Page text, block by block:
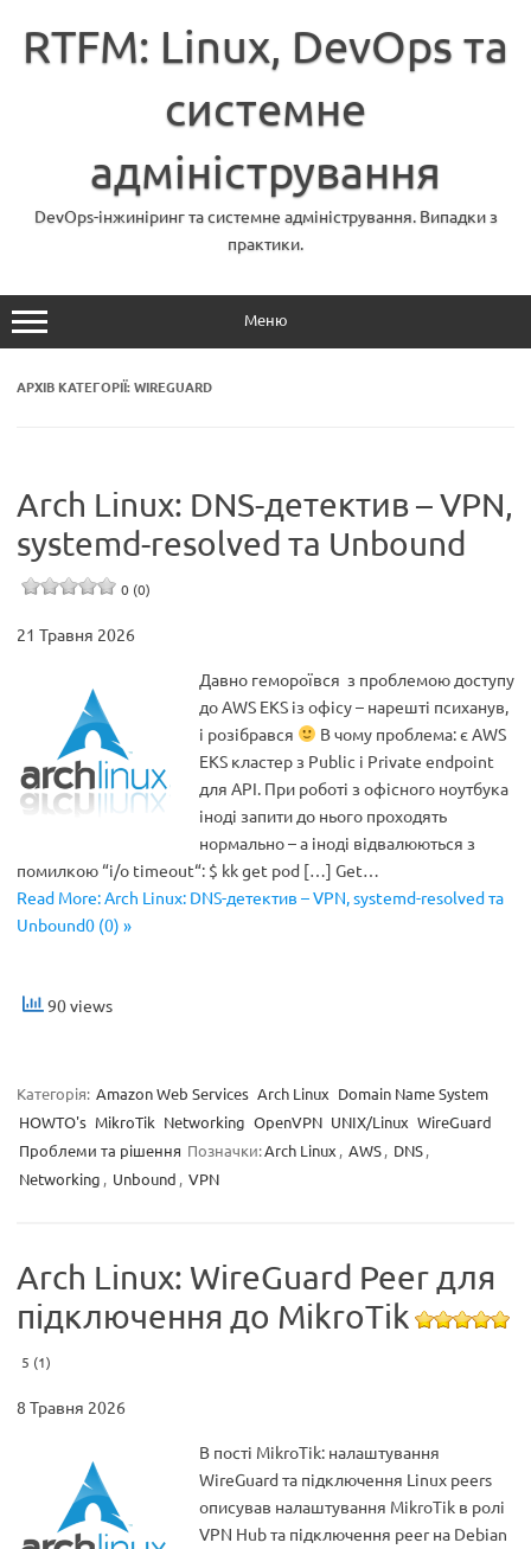
вмістуRTFM: Linux, DevOps та
системне
адміністрування
DevOps-інжиніринг та системне адміністрування. Випадки з
практики.
Меню
АРХІВ КАТЕГОРІЇ:WIREGUARD
Arch Linux: DNS-детектив – VPN,
systemd-resolved та Unbound
0 (0)
21 Травня 2026
Давно гемороївся з проблемою доступу
до AWS EKS із офісу – нарешті психанув,
і розібрався
В чому проблема: є AWS
EKS кластер з Public і Private endpoint
для API. При роботі з офісного ноутбука
іноді запити до нього проходять
нормально – а іноді відвалюються з
помилкою “i/o timeout“: $ kk get pod […] Get…
Read More: Arch Linux: DNS-детектив – VPN, systemd-resolved та
Unbound0 (0) »
90 views
Категорія: Amazon Web Services Arch Linux Domain Name System
HOWTO's MikroTik Networking OpenVPN UNIX/Linux WireGuard
Проблеми та рішення Позначки:Arch Linux , AWS, DNS,
Networking , Unbound , VPN
Arch Linux: WireGuard Peer для
підключення до MikroTik
5 (1)
8 Травня 2026
В пості MikroTik: налаштування
WireGuard та підключення Linux peers
описував налаштування MikroTik в ролі
VPN Hub та підключення peer на Debian